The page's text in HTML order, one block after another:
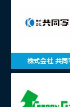
株式会社 共